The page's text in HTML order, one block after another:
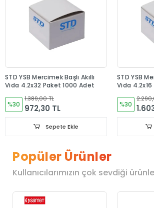
STD YSB Mercimek Başlı Akıllı
Vida 4.2x32 Paket 1000 Adet
%30
1.389,00 TL
972,30 TL
Sepete Ekle
STD YSB
Vida
%30
Popüler Ürünler
Kullanıcılarımızın çok sevdiği